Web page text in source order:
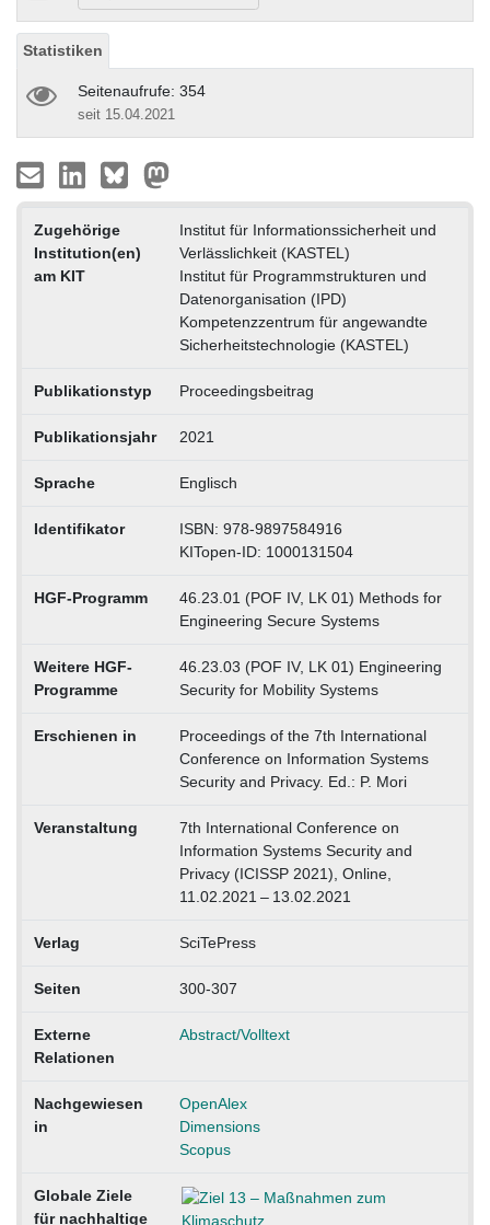
Statistiken
Seitenaufrufe: 354
seit 15.04.2021
Zugehörige
Institution(en)
am KIT
Institut für Informationssicherheit und
Verlässlichkeit (KASTEL)
Institut für Programmstrukturen und
Datenorganisation (IPD)
Kompetenzzentrum für angewandte
Sicherheitstechnologie (KASTEL)
Publikationstyp Proceedingsbeitrag
Publikationsjahr 2021
Sprache Englisch
Identifikator
ISBN: 978-9897584916
KITopen-ID: 1000131504
HGF-Programm
46.23.01 (POF IV, LK 01) Methods for
Engineering Secure Systems
Weitere HGF-
Programme
46.23.03 (POF IV, LK 01) Engineering
Security for Mobility Systems
Erschienen in
Proceedings of the 7th International
Conference on Information Systems
Security and Privacy. Ed.: P. Mori
Veranstaltung
7th International Conference on
Information Systems Security and
Privacy (ICISSP 2021), Online,
11.02.2021 – 13.02.2021
Verlag SciTePress
Seiten 300-307
Externe
Relationen
Abstract/Volltext
Nachgewiesen
in
OpenAlex
Dimensions
Scopus
Globale Ziele
für nachhaltige